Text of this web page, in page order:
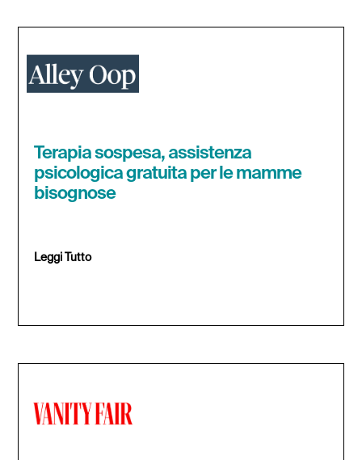
Terapia sospesa, assistenza
psicologica gratuita per le mamme
bisognose
Leggi Tutto